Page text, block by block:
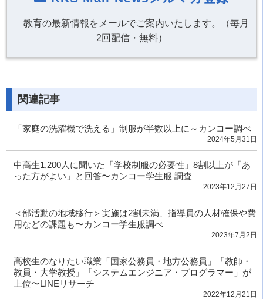
教育の最新情報をメールでご案内いたします。（毎月
2回配信・無料）
関連記事
「家庭の洗濯機で洗える」制服が半数以上に～カンコー調べ
2024年5月31日
中高生1,200人に聞いた「学校制服の必要性」8割以上が「あ
った方がよい」と回答〜カンコー学生服 調査
2023年12月27日
＜部活動の地域移行＞実施は2割未満、指導員の人材確保や費
用などの課題も〜カンコー学生服調べ
2023年7月2日
高校生のなりたい職業「国家公務員・地方公務員」「教師・
教員・大学教授」「システムエンジニア・プログラマー」が
上位〜LINEリサーチ
2022年12月21日